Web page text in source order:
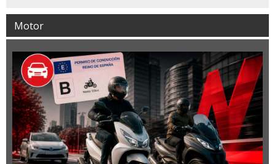
Motor